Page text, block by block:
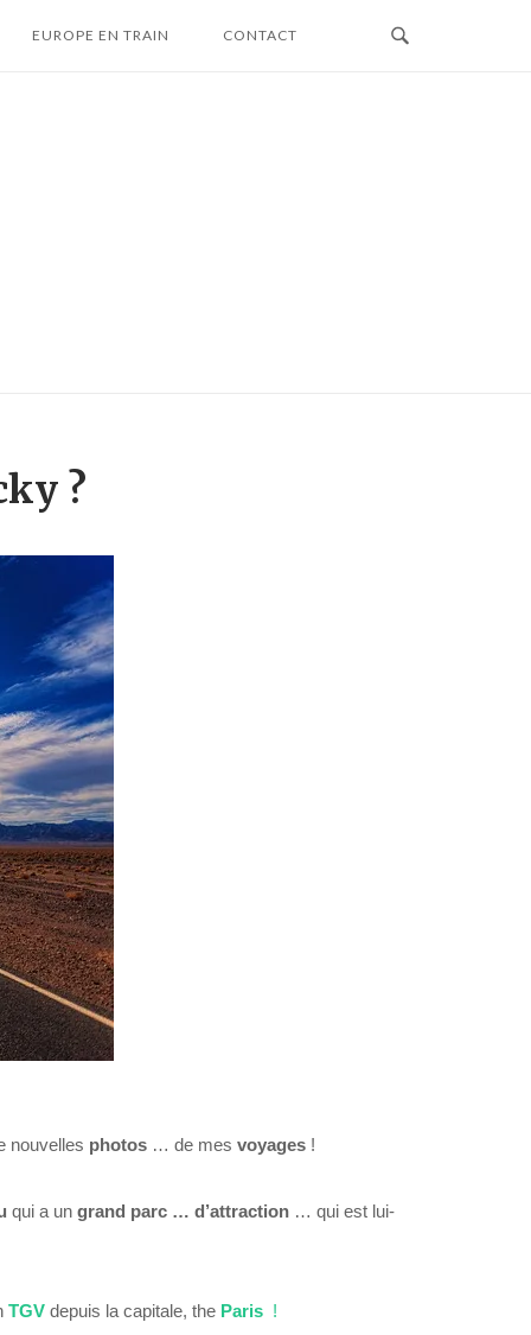
EUROPE EN TRAIN CONTACT
?
nouvelles photos … de mes voyages !
qui a un grand parc … d’attraction … qui est lui-
TGV depuis la capitale, the Paris !